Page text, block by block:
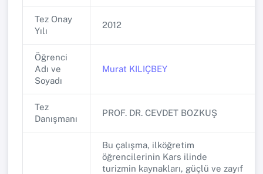
Tez Onay
Yılı
2012
Öğrenci
Adı ve
Soyadı
Murat KILIÇBEY
Tez
Danışmanı
PROF. DR. CEVDET BOZKUŞ
Bu çalışma, ilköğretim
öğrencilerinin Kars ilinde
turizmin kaynakları, güçlü ve zayıf